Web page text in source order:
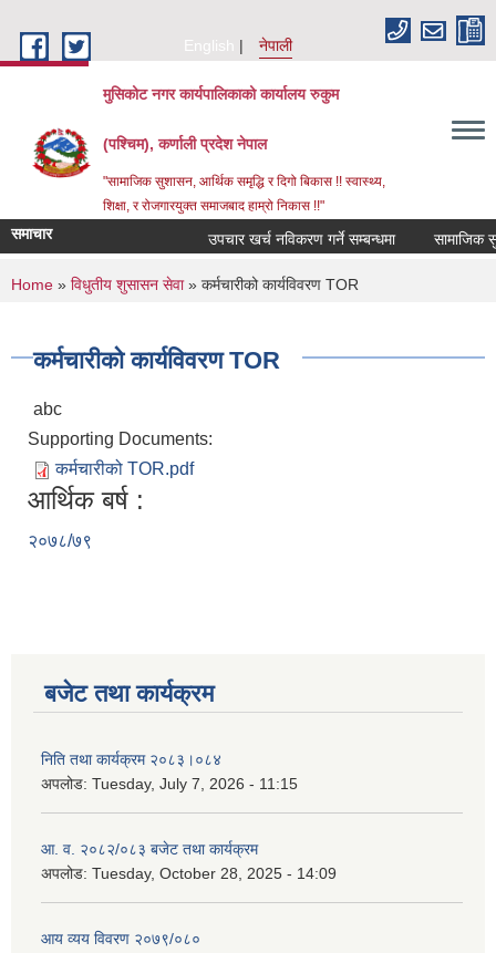
English
नेपाली
मुसिकोट नगर कार्यपालिकाको कार्यालय रुकुम
(पश्चिम), कर्णाली प्रदेश नेपाल
"सामाजिक सुशासन, आर्थिक समृद्धि र दिगो बिकास !! स्वास्थ्य,
शिक्षा, र रोजगारयुक्त समाजबाद हाम्रो निकास !!"
समाचार उपचार खर्च नविकरण गर्ने सम्बन्धमा
You are here
Home » विधुतीय शुसासन सेवा» कर्मचारीको कार्यविवरण TOR
कर्मचारीको कार्यविवरण TOR
abc
Supporting Documents:
कर्मचारीको TOR.pdf
आर्थिक बर्ष :
२०७८/७९
बजेट तथा कार्यक्रम
निति तथा कार्यक्रम २०८३।०८४
अपलोड: Tuesday, July 7, 2026 - 11:15
आ. व. २०८२/०८३ बजेट तथा कार्यक्रम
अपलोड: Tuesday, October 28, 2025 - 14:09
आय व्यय विवरण २०७९/०८०